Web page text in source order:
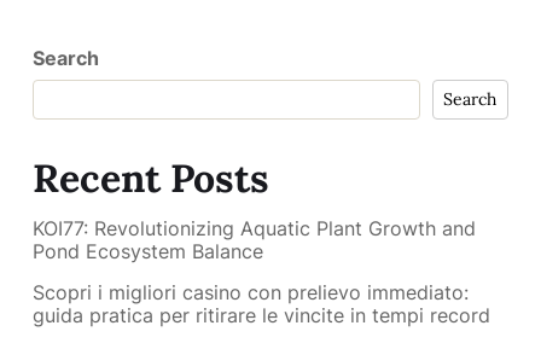
Search
Search
Recent Posts
KOI77: Revolutionizing Aquatic Plant Growth and
Pond Ecosystem Balance
Scopri i migliori casino con prelievo immediato:
guida pratica per ritirare le vincite in tempi record